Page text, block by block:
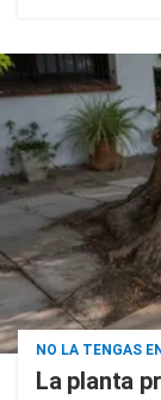
NO LA TENGAS
La planta